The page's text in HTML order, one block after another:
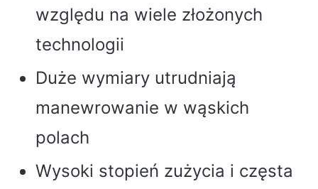
względu na wiele złożonych
technologii
Duże wymiary utrudniają
manewrowanie w wąskich
polach
Wysoki stopień zużycia i częsta